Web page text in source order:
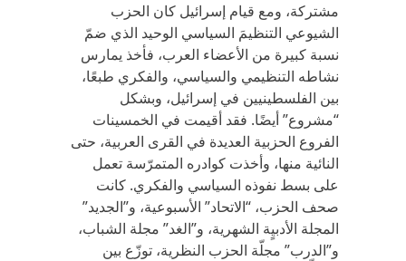
مشتركة، ومع قيام إسرائيل كان الحزب
الشيوعي التنظيمَ السياسي الوحيد الذي ضمّ
نسبة كبيرة من الأعضاء العرب، فأخذ يمارس
نشاطه التنظيمي والسياسي، والفكري طبعًا،
بين الفلسطينيين في إسرائيل، وبشكل
“مشروع” أيضًا. فقد أقيمت في الخمسينات
الفروع الحزبية العديدة في القرى العربية، حتى
النائية منها، وأخذت كوادره المتمرّسة تعمل
على بسط نفوذه السياسي والفكري. كانت
صحف الحزب، “الاتحاد” الأسبوعية، و”الجديد”
المجلة الأدبيٍة الشهرية، و”الغد” مجلة الشباب،
و”الدرب” مجلّة الحزب النظرية، توزّع بين